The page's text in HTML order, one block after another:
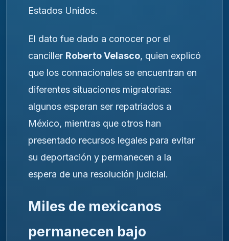
Estados Unidos.
El dato fue dado a conocer por el
canciller Roberto Velasco, quien explicó
que los connacionales se encuentran en
diferentes situaciones migratorias:
algunos esperan ser repatriados a
México, mientras que otros han
presentado recursos legales para evitar
su deportación y permanecen a la
espera de una resolución judicial.
Miles de mexicanos
permanecen bajo